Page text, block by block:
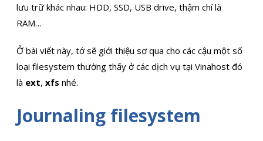
lưu trữ khác nhau: HDD, SSD, USB drive, thậm chí là
RAM…
Ở bài viết này, tớ sẽ giới thiệu sơ qua cho các cậu một số
loại filesystem thường thấy ở các dịch vụ tại Vinahost đó
là ext, xfs nhé.
Journaling filesystem